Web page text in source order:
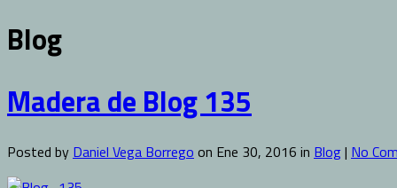
Blog
Madera de Blog 135
Posted by Daniel Vega Borrego on Ene 30, 2016 in Blog| No